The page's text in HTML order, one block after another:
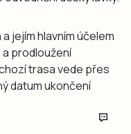
jejím hlavním účelem
prodloužení
trasa vede přes
datum ukončení